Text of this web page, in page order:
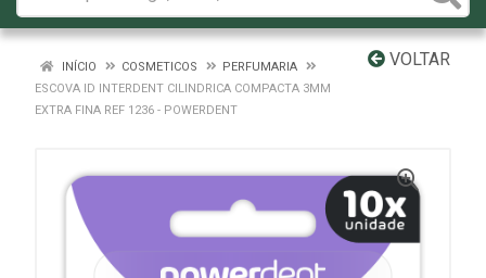
VOLTAR
INÍCIO COSMETICOS
PERFUMARIA
ESCOVA ID INTERDENT CILINDRICA COMPACTA 3MM
EXTRA FINA REF 1236 - POWERDENT